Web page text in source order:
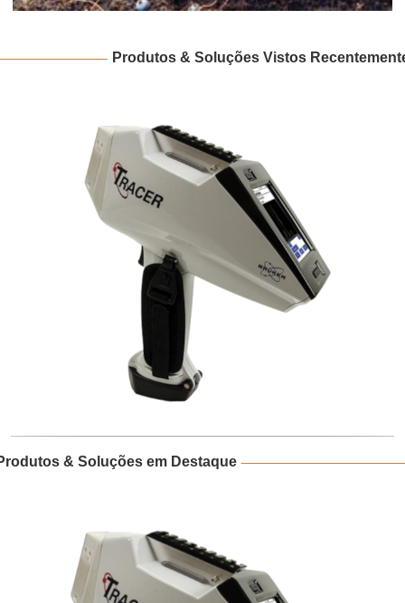
Produtos & Soluções Vistos
& Soluções em Destaque